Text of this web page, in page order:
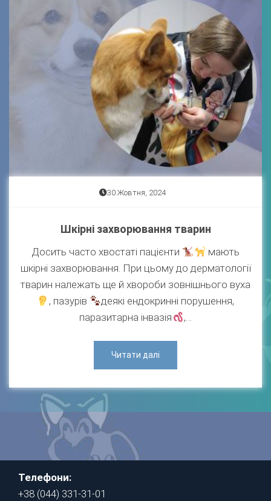
30 Жовтня, 2024
Шкірні захворювання тварин
Досить часто хвостаті пацієнти
мають
шкірні захворювання. При цьому до дерматології
тварин належать ще й хвороби зовнішнього вуха
, пазурів
деякі ендокринні порушення,
паразитарна інвазія
,…
Читати далі
Телефони:
+38 (044) 331-31-01